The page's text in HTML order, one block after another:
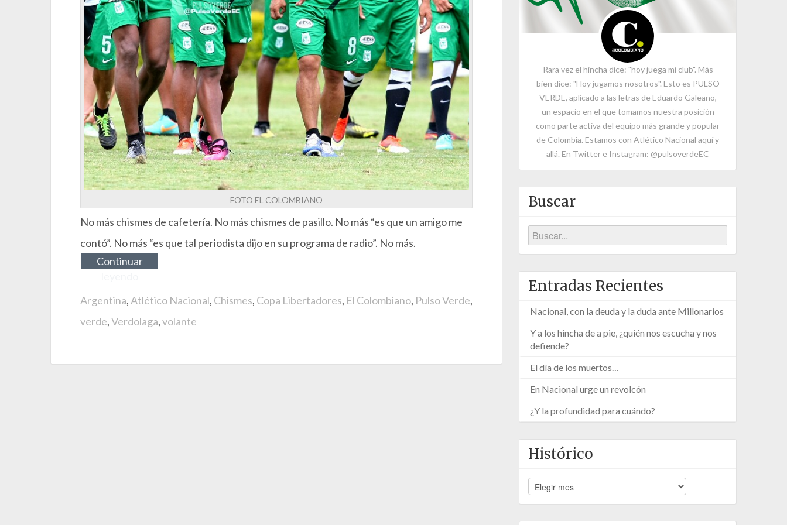
FOTO EL COLOMBIANO
No más chismes de cafetería. No más chismes de pasillo. No más “es que un amigo me
contó”. No más “es que tal periodista dijo en su programa de radio”. No más.
Continuar
Argentina,Atlético Nacional, Chismes, Copa Libertadores, El Colombiano, Pulso Verde,
verde,Verdolaga,volante
Rara vez el hincha dice: "hoy juega mi club". Más
bien dice: "Hoy jugamos nosotros". Esto es PULSO
VERDE, aplicado a las letras de Eduardo Galeano,
un espacio en el que tomamos nuestra posición
como parte activa del equipo más grande y popular
de Colombia. Estamos con Atlético Nacional aquí y
allá. En Twitter e Instagram: @pulsoverdeEC
Buscar
Entradas Recientes
Nacional, con la deuda y la duda ante Millonarios
Y a los hincha de a pie, ¿quién nos escucha y nos
defiende?
El día de los muertos…
En Nacional urge un revolcón
¿Y la profundidad para cuándo?
Histórico